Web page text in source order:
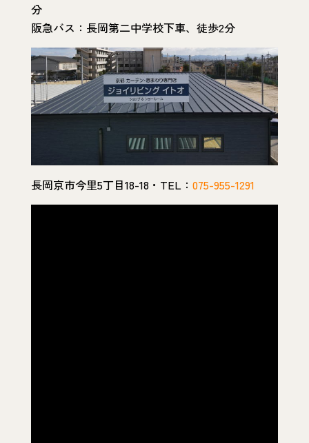
分
阪急バス：長岡第二中学校下車、徒歩2分
長岡京市今里5丁目18-18・TEL： 075-955-1291